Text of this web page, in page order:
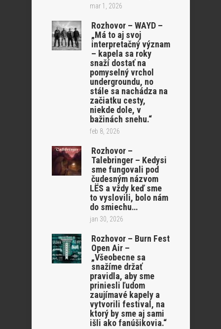
mar 1, 2026
Rozhovor – WAYD –
„Má to aj svoj
interpretačný význam
– kapela sa roky
snaží dostať na
pomyselný vrchol
undergroundu, no
stále sa nachádza na
začiatku cesty,
niekde dole, v
bažinách snehu.“
feb 8, 2026
Rozhovor –
Talebringer – Kedysi
sme fungovali pod
čudesným názvom
LËS a vždy keď sme
to vyslovili, bolo nám
do smiechu…
jan 30, 2026
Rozhovor – Burn Fest
Open Air –
„Všeobecne sa
snažíme držať
pravidla, aby sme
priniesli ľudom
zaujímavé kapely a
vytvorili festival, na
ktorý by sme aj sami
išli ako fanúšikovia.“